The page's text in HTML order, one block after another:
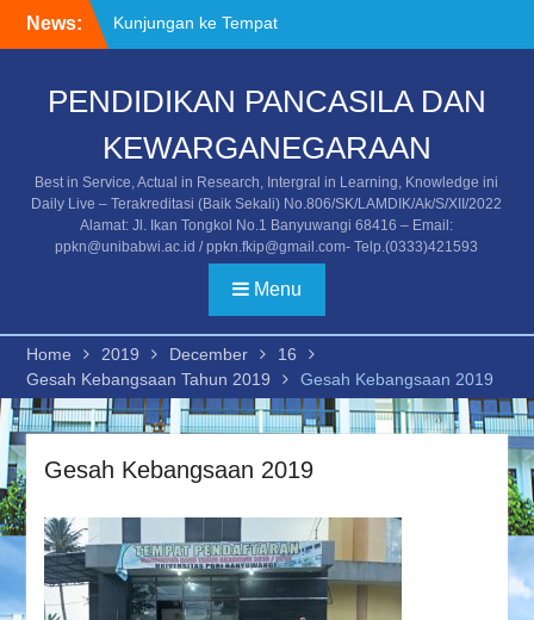
News:
Kunjungan ke Tempat
Asistensi Mengajar/PPL
PGRI Banyuwangi
Stakeholder
Undangan Temu Alumni
dan Stakeholder
PENDIDIKAN PANCASILA DAN
KEWARGANEGARAAN
Best in Service, Actual in Research, Intergral in Learning, Knowledge ini
Daily Live – Terakreditasi (Baik Sekali) No.806/SK/LAMDIK/Ak/S/XII/2022
Alamat: Jl. Ikan Tongkol No.1 Banyuwangi 68416 – Email:
ppkn@unibabwi.ac.id / ppkn.fkip@gmail.com- Telp.(0333)421593
Menu
Home 2019 December
16
Gesah Kebangsaan Tahun 2019
Gesah Kebangsaan 2019
Gesah Kebangsaan 2019